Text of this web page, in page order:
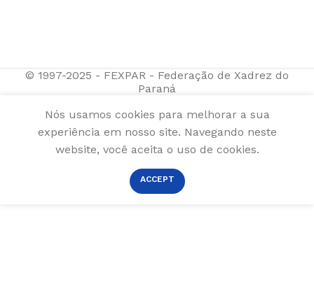
© 1997-2025 - FEXPAR - Federação de Xadrez do
Paraná
Nós usamos cookies para melhorar a sua
experiência em nosso site. Navegando neste
website, você aceita o uso de cookies.
ACCEPT